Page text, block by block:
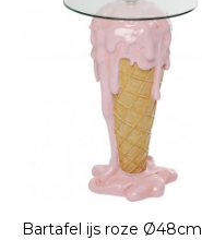
Bartafel ijs roze Ø48cm